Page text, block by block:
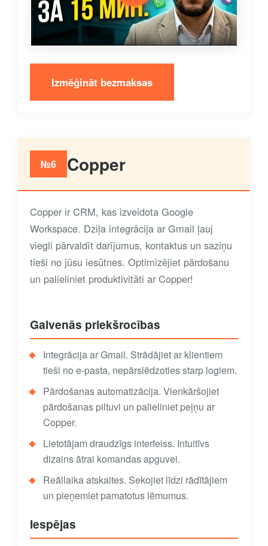
Izmēģināt bezmaksas
№6 Copper
Copper ir CRM, kas izveidota Google
Workspace. Dziļa integrācija ar Gmail ļauj
viegli pārvaldīt darījumus, kontaktus un saziņu
tieši no jūsu iesūtnes. Optimizējiet pārdošanu
un palieliniet produktivitāti ar Copper!
Galvenās priekšrocības
Integrācija ar Gmail. Strādājiet ar klientiem
tieši no e-pasta, nepārslēdzoties starp logiem.
Pārdošanas automatizācija. Vienkāršojiet
pārdošanas piltuvi un palieliniet peļņu ar
Copper.
Lietotājam draudzīgs interfeiss. Intuitīvs
dizains ātrai komandas apguvei.
Reāllaika atskaites. Sekojiet līdzi rādītājiem
un pieņemiet pamatotus lēmumus.
Iespējas